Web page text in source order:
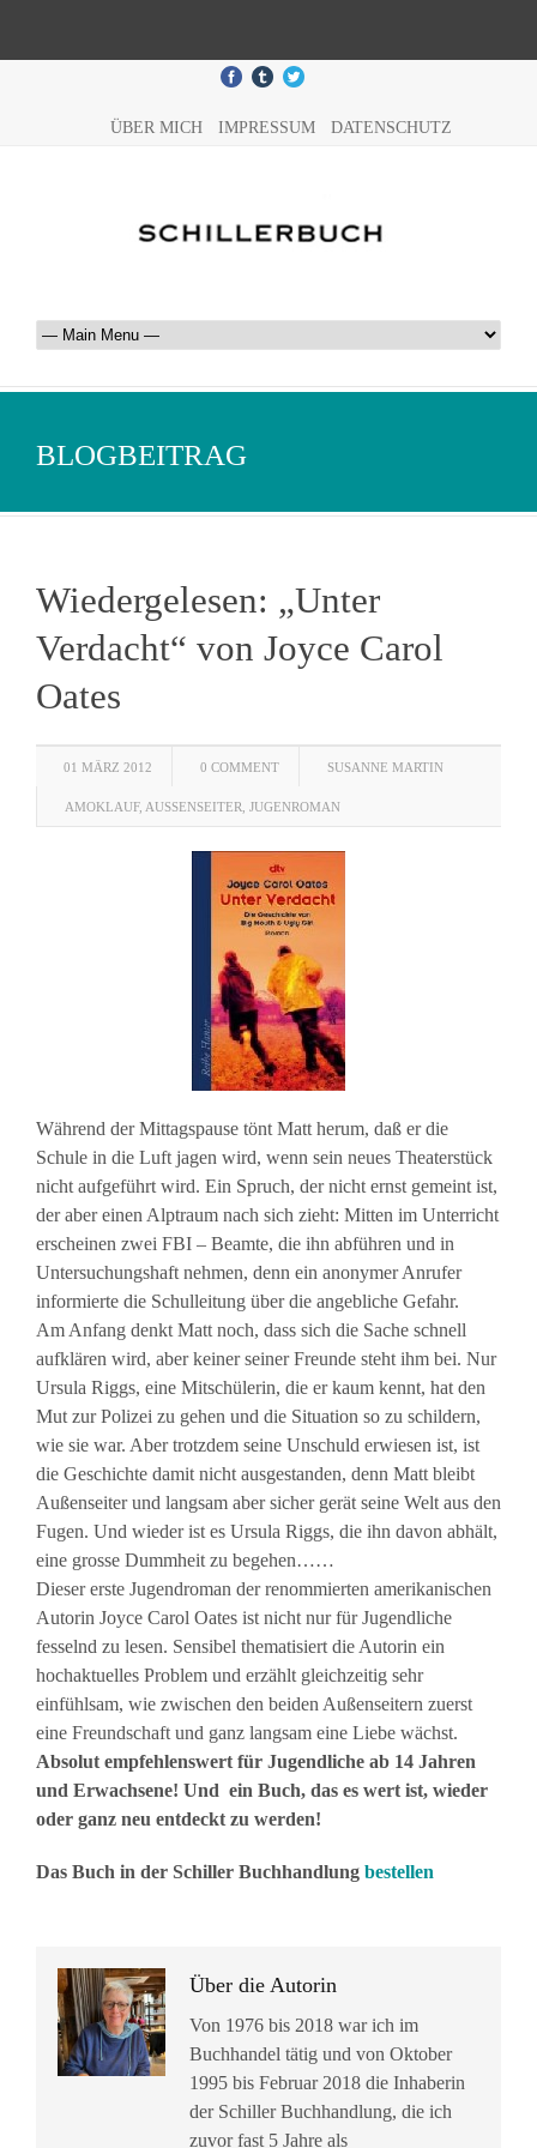
ÜBER MICH IMPRESSUM DATENSCHUTZ
BLOGBEITRAG
Wiedergelesen: „Unter
Verdacht“ von Joyce Carol
Oates
01 MÄRZ 2012 0 COMMENT SUSANNE MARTIN
AMOKLAUF, AUSSENSEITER JUGENROMAN
Während der Mittagspause tönt Matt herum, daß er die
Schule in die Luft jagen wird, wenn sein neues Theaterstück
nicht aufgeführt wird. Ein Spruch, der nicht ernst gemeint ist,
der aber einen Alptraum nach sich zieht: Mitten im Unterricht
erscheinen zwei FBI – Beamte, die ihn abführen und in
Untersuchungshaft nehmen, denn ein anonymer Anrufer
informierte die Schulleitung über die angebliche Gefahr.
Am Anfang denkt Matt noch, dass sich die Sache schnell
aufklären wird, aber keiner seiner Freunde steht ihm bei. Nur
Ursula Riggs, eine Mitschülerin, die er kaum kennt, hat den
Mut zur Polizei zu gehen und die Situation so zu schildern,
wie sie war. Aber trotzdem seine Unschuld erwiesen ist, ist
die Geschichte damit nicht ausgestanden, denn Matt bleibt
Außenseiter und langsam aber sicher gerät seine Welt aus den
Fugen. Und wieder ist es Ursula Riggs, die ihn davon abhält,
eine grosse Dummheit zu begehen……
Dieser erste Jugendroman der renommierten amerikanischen
Autorin Joyce Carol Oates ist nicht nur für Jugendliche
fesselnd zu lesen. Sensibel thematisiert die Autorin ein
hochaktuelles Problem und erzählt gleichzeitig sehr
einfühlsam, wie zwischen den beiden Außenseitern zuerst
eine Freundschaft und ganz langsam eine Liebe wächst.
Absolut empfehlenswert für Jugendliche ab 14 Jahren
und Erwachsene! Und ein Buch, das es wert ist, wieder
oder ganz neu entdeckt zu werden!
Das Buch in der Schiller Buchhandlung bestellen
Über die Autorin
Von 1976 bis 2018 war ich im
Buchhandel tätig und von Oktober
1995 bis Februar 2018 die Inhaberin
der Schiller Buchhandlung, die ich
zuvor fast 5 Jahre als